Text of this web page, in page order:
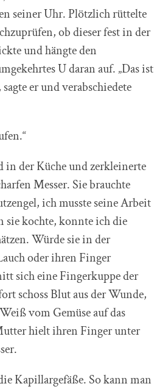
seiner Uhr. Plötzlich rüttelte
ob dieser fest in der
und hängte den
U daran auf. „Das ist
er und verabschiedete
der Küche und zerkleinerte
Messer. Sie brauchte
ich musste seine Arbeit
sie kochte, konnte ich die
Würde sie in der
oder ihren Finger
sich eine Fingerkuppe der
schoss Blut aus der Wunde,
vom Gemüse auf das
hielt ihren Finger unter
Kapillargefäße. So kann man